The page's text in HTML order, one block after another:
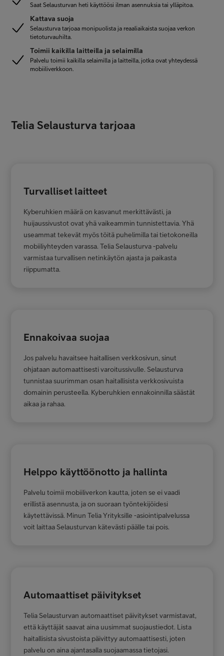
Saat Selausturvan heti käyttöösi ilman asennuksia tai ylläpitoa.
Kattava suoja
Selausturva tarjoaa monipuolista ja reaaliaikaista suojaa verkon
tietoturvauhilta.
Toimii kaikilla laitteilla ja selaimilla
Palvelu toimii kaikilla selaimilla ja laitteilla, jotka ovat yhteydessä
mobiiliverkkoon.
Telia Selausturva tarjoaa
Turvalliset laitteet
Kyberuhkien määrä on kasvanut merkittävästi, ja
huijaussivustot ovat yhä vaikeammin tunnistettavia. Yhä
useammat tekevät myös töitä puhelimilla tai tietokoneilla
mobiiliyhteyden varassa. Telia Selausturva -palvelu
varmistaa turvallisen netinkäytön ajasta ja paikasta
riippumatta.
Ennakoivaa suojaa
Jos palvelu havaitsee haitallisen verkkosivun, sinut
ohjataan automaattisesti varoitussivulle. Selausturva
tunnistaa suurimman osan haitallisista verkkosivuista
domainin perusteella. Kyberuhkien ennakoinnilla säästät
aikaa ja rahaa.
Helppo käyttöönotto ja hallinta
Palvelu toimii mobiiliverkon kautta, joten se ei vaadi
erillistä asennusta, ja on suoraan työntekijöidesi
käytettävissä. Minun Telia Yrityksille -asiointipalvelussa
voit laittaa Selausturvan kätevästi päälle tai pois.
Automaattiset päivitykset
Telia Selausturvan automaattiset päivitykset varmistavat,
että käyttäjät saavat aina uusimmat suojaustiedot.​ Lista
haitallisista sivustoista päivittyy automaattisesti, joten
palvelu on aina ajantasalla suojaamassa tietojasi.